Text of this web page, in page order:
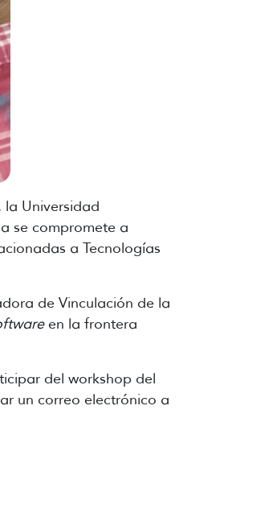
la Universidad
se compromete a
a Tecnologías
de Vinculación de la
en la frontera
del workshop del
un correo electrónico a